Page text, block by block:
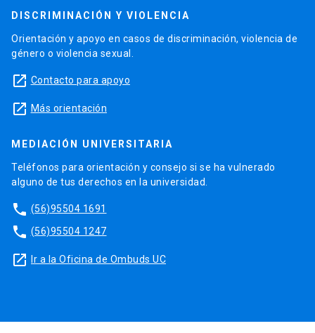
DISCRIMINACIÓN Y VIOLENCIA
Orientación y apoyo en casos de discriminación, violencia de
género o violencia sexual.
launch Contacto para apoyo
launch Más orientación
MEDIACIÓN UNIVERSITARIA
Teléfonos para orientación y consejo si se ha vulnerado
alguno de tus derechos en la universidad.
phone (56)95504 1691
phone (56)95504 1247
launch Ir a la Oficina de Ombuds UC